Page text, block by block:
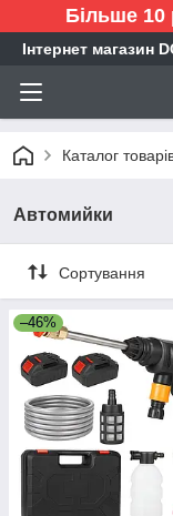
Більше 10
Інтернет магазин
Каталог
Автомийки
Сортування
–46%